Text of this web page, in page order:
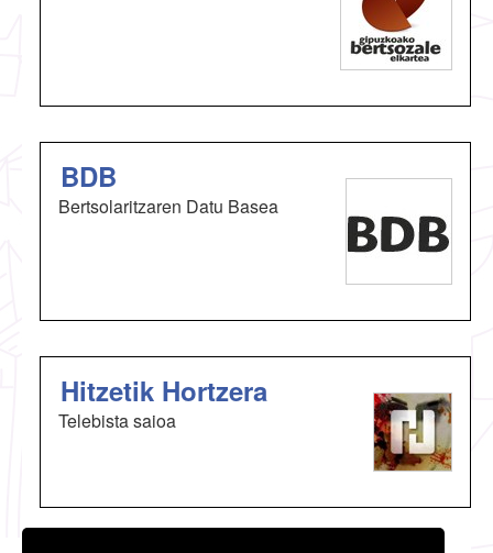
BDB
Bertsolaritzaren Datu Basea
Hitzetik Hortzera
Telebista saioa